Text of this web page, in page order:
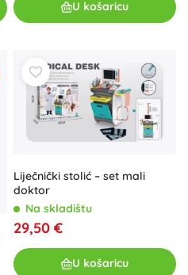
U košaricu
Liječnički stolić – set mali
doktor
Na skladištu
29,50 €
U košaricu